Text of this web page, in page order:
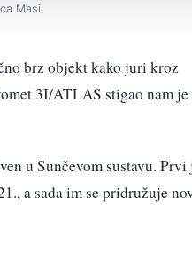
Masi.
brz objekt kako juri kroz
3I/ATLAS stigao nam je
u Sunčevom sustavu. Prvi
a sada im se pridružuje